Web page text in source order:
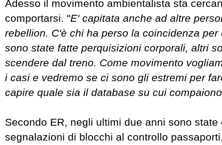
Adesso il movimento ambientalista sta
comportarsi. "E' capitata anche ad altre
rebellion. C'è chi ha perso la coincidenza per
sono state fatte perquisizioni corporali, altri
scendere dal treno. Come movimento
i casi e vedremo se ci sono gli estremi per
capire quale sia il database su cui
Secondo ER, negli ultimi due anni sono state
segnalazioni di blocchi al controllo